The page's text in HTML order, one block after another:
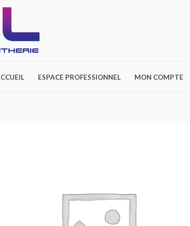
ESPACE PROFESSIONNEL MON COMPTE